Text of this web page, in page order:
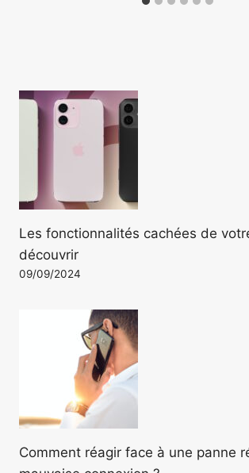
Les fonctionnalités cachées de
découvrir
09/09/2024
Comment réagir face à une panne